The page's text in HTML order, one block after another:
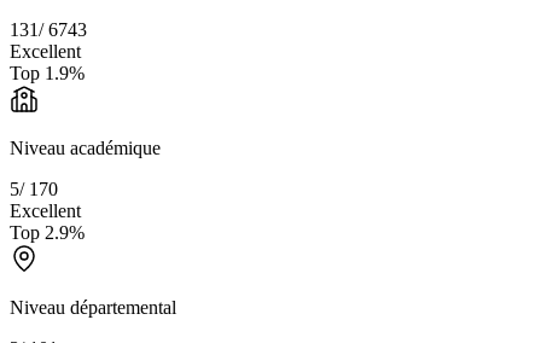
131/6743
Excellent
Top 1.9%
Niveau académique
5/ 170
Excellent
Top 2.9%
Niveau départemental